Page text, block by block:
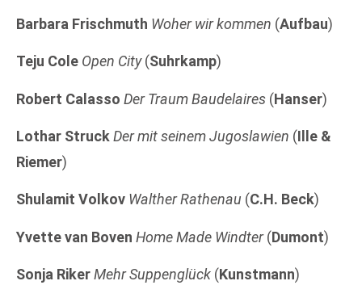
Barbara Frischmuth Woher wir kommen (Aufbau)
Teju Cole Open City(Suhrkamp)
Robert Calasso Der Traum Baudelaires (Hanser)
Lothar StruckDer mit seinem Jugoslawien (Ille &
Riemer)
Shulamit Volkov Walther Rathenau (C.H. Beck)
Yvette van Boven Home Made Windter(Dumont)
Sonja RikerMehr Suppenglück (Kunstmann)